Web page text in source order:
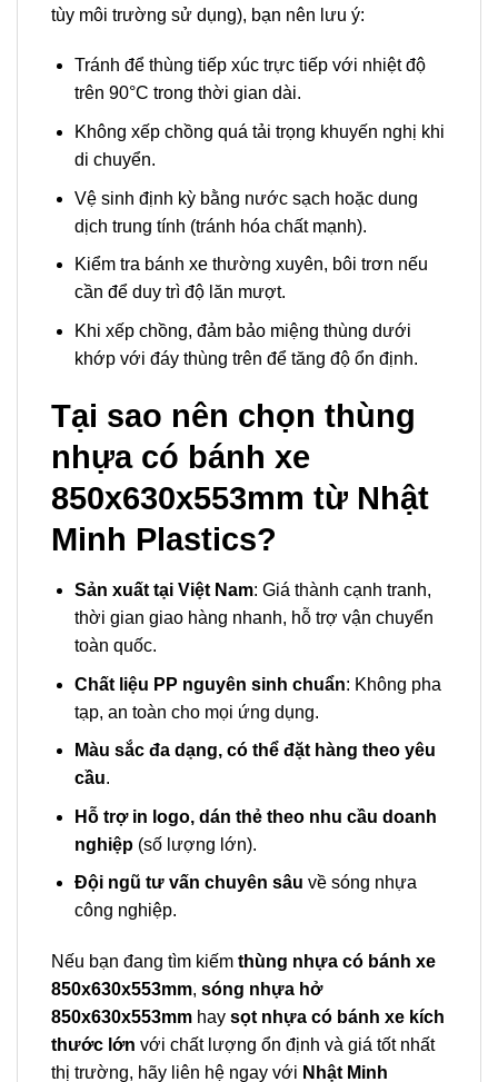
tùy môi trường sử dụng), bạn nên lưu ý:
Tránh để thùng tiếp xúc trực tiếp với nhiệt độ
trên 90°C trong thời gian dài.
Không xếp chồng quá tải trọng khuyến nghị khi
di chuyển.
Vệ sinh định kỳ bằng nước sạch hoặc dung
dịch trung tính (tránh hóa chất mạnh).
Kiểm tra bánh xe thường xuyên, bôi trơn nếu
cần để duy trì độ lăn mượt.
Khi xếp chồng, đảm bảo miệng thùng dưới
khớp với đáy thùng trên để tăng độ ổn định.
Tại sao nên chọn thùng
nhựa có bánh xe
850x630x553mm từ Nhật
Minh Plastics?
Sản xuất tại Việt Nam: Giá thành cạnh tranh,
thời gian giao hàng nhanh, hỗ trợ vận chuyển
toàn quốc.
Chất liệu PP nguyên sinh chuẩn: Không pha
tạp, an toàn cho mọi ứng dụng.
Màu sắc đa dạng, có thể đặt hàng theo yêu
cầu.
Hỗ trợ in logo, dán thẻ theo nhu cầu doanh
nghiệp(số lượng lớn).
Đội ngũ tư vấn chuyên sâu về sóng nhựa
công nghiệp.
Nếu bạn đang tìm kiếm thùng nhựa có bánh xe
850x630x553mm, sóng nhựa hở
850x630x553mm hay sọt nhựa có bánh xe kích
thước lớn với chất lượng ổn định và giá tốt nhất
thị trường, hãy liên hệ ngay với Nhật Minh